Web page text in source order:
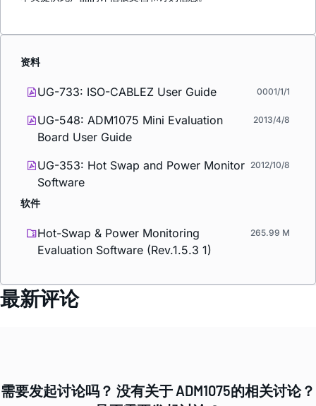
资料
UG-733: ISO-CABLEZ User Guide 0001/1/1
UG-548: ADM1075 Mini Evaluation
Board User Guide
2013/4/8
UG-353: Hot Swap and Power Monitor
Software
2012/10/8
软件
Hot-Swap & Power Monitoring
Evaluation Software (Rev.1.5.3 1)
265.99 M
最新评论
需要发起讨论吗？ 没有关于 ADM1075的相关讨论？